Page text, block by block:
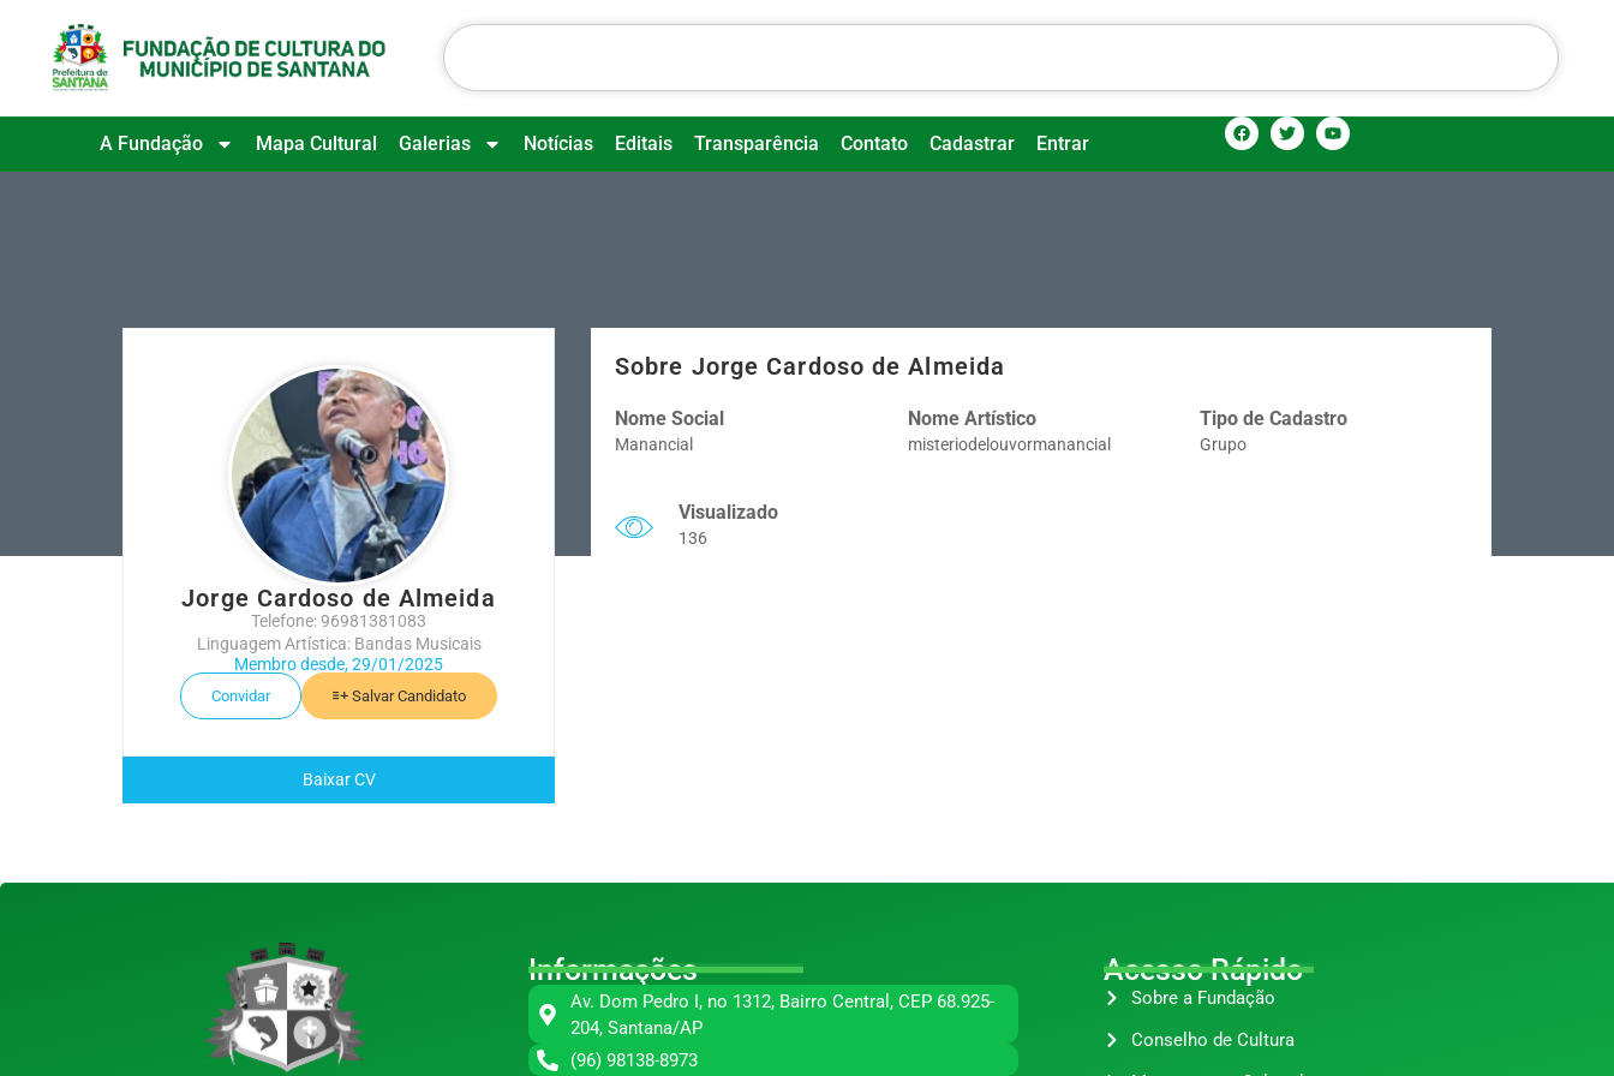
A Fundação Mapa Cultural Galerias Notícias Editais Transparência Contato Cadastrar Entrar
Jorge Cardoso de Almeida
Telefone: 96981381083
Linguagem Artística: Bandas Musicais
Membro desde, 29/01/2025
Convidar Salvar Candidato
Baixar CV
Sobre Jorge Cardoso de Almeida
Nome Social
Manancial
Nome Artístico
misteriodelouvormanancial
Tipo de Cadastro
Grupo
Visualizado
136
Informações
Av. Dom Pedro I, no 1312, Bairro Central, CEP 68.925-
204, Santana/AP
(96) 98138-8973
Acesso Rápido
Sobre a Fundação
Conselho de Cultura